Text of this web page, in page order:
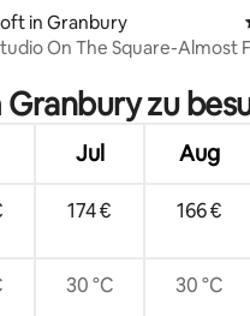
in Granbury
On The Square-Almost
zu
Jul Aug
174 € 166 €
30 °C 30 °C